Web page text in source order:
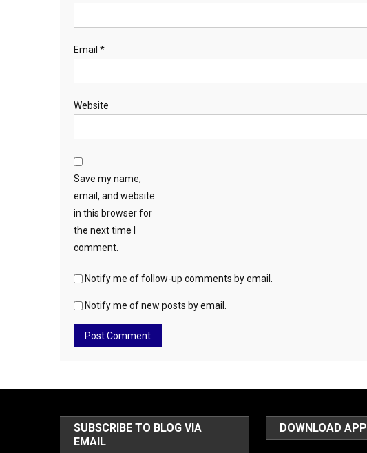
Email *
Website
Save my name,
email, and website
in this browser for
the next time I
comment.
Notify me of follow-up comments by email.
Notify me of new posts by email.
SUBSCRIBE TO BLOG VIA
EMAIL
DOWNLOAD APP